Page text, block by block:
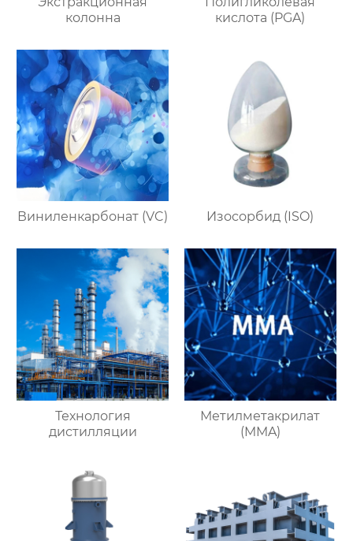
колонна
кислота (PGA)
Виниленкарбонат (VC) Изосорбид (ISO)
Технология
дистилляции
Метилметакрилат
(MMA)